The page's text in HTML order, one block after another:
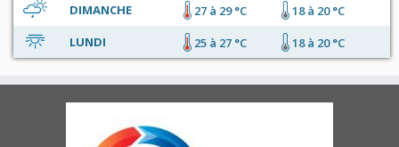
DIMANCHE
27 à 29 °C
18 à 20 °C
LUNDI
25 à 27 °C 18 à 20 °C